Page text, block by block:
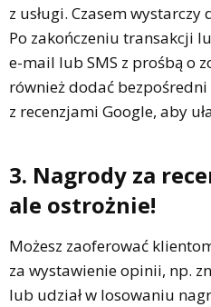
z usługi. Czasem
Po zakończeniu transakcji
e-mail lub SMS z prośbą o
również dodać
z recenzjami Google, aby
3. Nagrody za
ale ostrożnie!
Możesz zaoferować
za wystawienie opinii, np.
lub udział w losowaniu